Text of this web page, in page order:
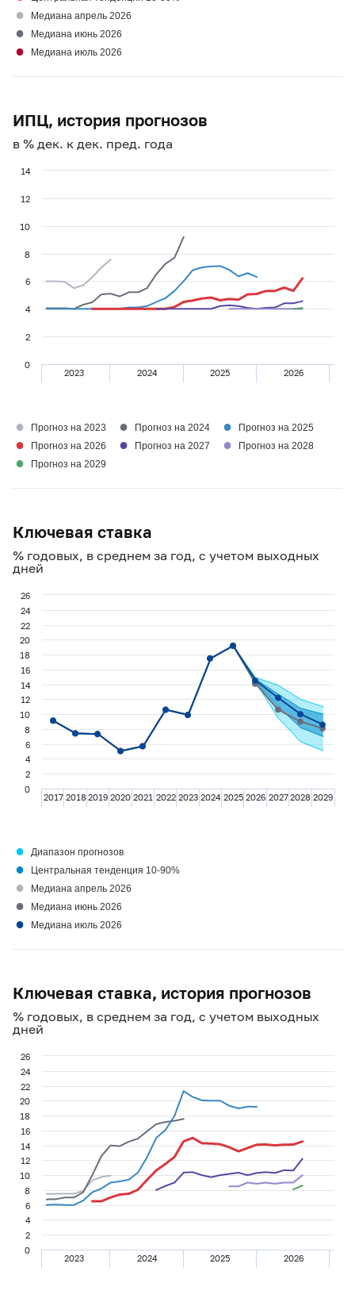
ИПЦ, история прогнозов
в % дек. к дек. пред. года
● Медиана апрель 2026
● Медиана июнь 2026
● Медиана июль 2026
2023 2024 2025 2026
0
2
4
6
8
10
12
14
● Прогноз на 2023 ● Прогноз на 2024 ● Прогноз на 2025
● Прогноз на 2026 ● Прогноз на 2027 ● Прогноз на 2028
● Прогноз на 2029
Ключевая ставка
% годовых, в среднем за год, с учетом выходных
дней
Ключевая ставка, история прогнозов
% годовых, в среднем за год, с учетом выходных
дней
2017 2018 2019 2020 2021 2022 2023 2024 2025 2026 2027 2028 2029
0
2
4
6
8
10
12
14
16
18
20
22
24
26
● Диапазон прогнозов
● Центральная тенденция 10-90%
● Медиана апрель 2026
● Медиана июнь 2026
● Медиана июль 2026
2023 2024 2025 2026
0
2
4
6
8
10
12
14
16
18
20
22
24
26